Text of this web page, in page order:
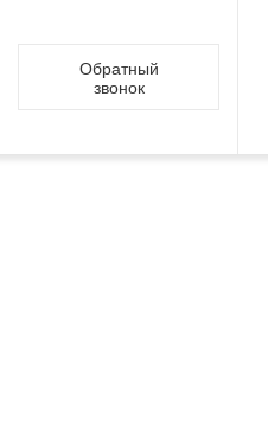
Обратный
звонок